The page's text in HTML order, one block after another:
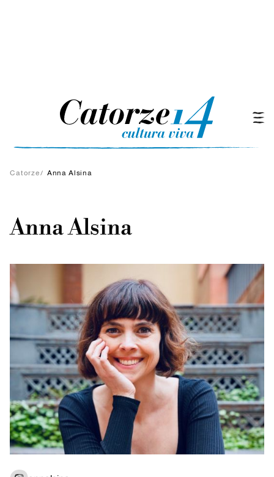
Catorze/ Anna Alsina
Anna Alsina